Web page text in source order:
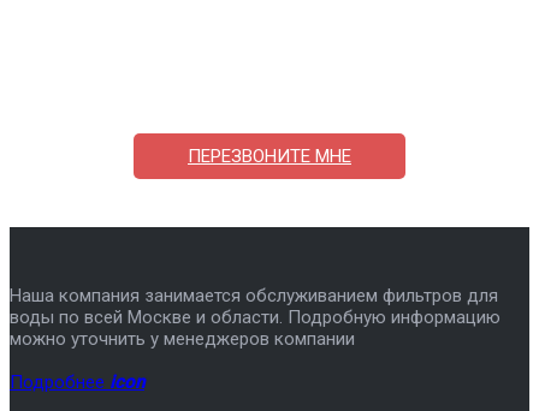
ПЕРЕЗВОНИТЕ МНЕ
Наша компания занимается обслуживанием фильтров для
воды по всей Москве и области. Подробную информацию
можно уточнить у менеджеров компании
Подробнее icon